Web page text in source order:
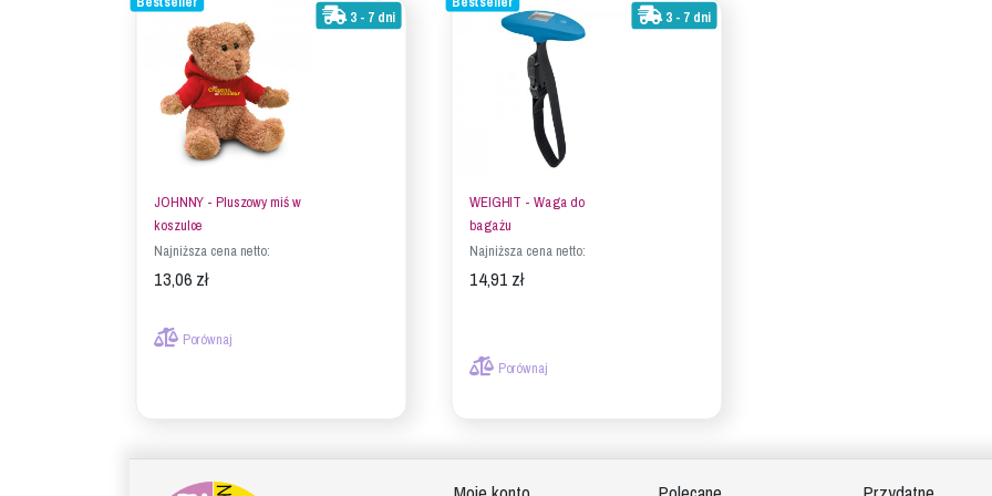
3 - 7 dni
JOHNNY - Pluszowy miś w
koszulce
Najniższa cena netto:
13,06 zł
Porównaj
3 - 7 dni
WEIGHIT - Waga do
bagażu
Najniższa cena netto:
14,91 zł
Porównaj